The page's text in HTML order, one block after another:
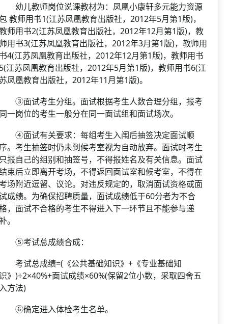
儿教师岗位说课教材为：凤凰小康轩多元能力资源
教师用书1(江苏凤凰教育出版社，2012年5月第1版)，
师用书2(江苏凤凰教育出版社，2012年12月第1版)，教
用书3(江苏凤凰教育出版社，2012年3月第1版)，教师用
4(江苏凤凰教育出版社，2012年12月第1版)，教师用书
江苏凤凰教育出版社，2012年5月第1版)，教师用书6(江
凤凰教育出版社，2012年11月第1版)。
面试考生分组。面试根据考生人数合理分组，报考
一岗位的考生一般分在同一面试组和面试场次。
面试有关要求：每组考生入闱后抽签决定面试顺
。考生抽签时仍未到候考室视为自动放弃。面试时考生
报自己的组别和抽签号，不得报姓名及有关信息。面试
束后立即离开考场，不得返回面试室和候考室，不得在
场附近逗留、议论。对违反规定的，取消面试资格或面
成绩。为确保招聘质量，面试成绩低于60分者为不合
，面试不合格的考生不得进入下一环节且不能参与递
。
考试总成绩合成：
试总成绩=(《公共基础知识》+《专业基础知
》)÷2×40%+面试成绩×60%(保留2位小数，采取四舍五
方法)
确定进入体检考生名单。